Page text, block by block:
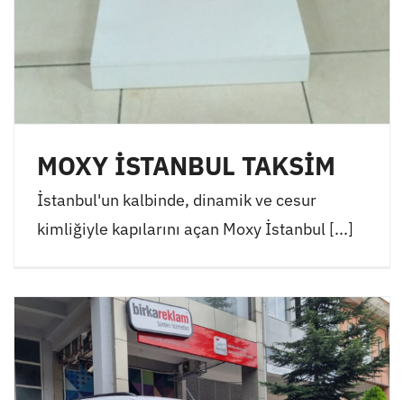
MOXY İSTANBUL TAKSİM
İstanbul'un kalbinde, dinamik ve cesur
kimliğiyle kapılarını açan Moxy İstanbul [...]